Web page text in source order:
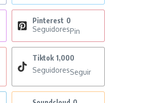
Pinterest 0
SeguidoresPin
Tiktok 1,000
SeguidoresSeguir